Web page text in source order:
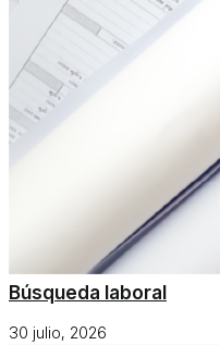
Búsqueda laboral
30 julio, 2026